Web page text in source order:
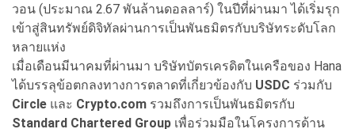
วอน (ประมาณ 2.67 พันล้านดอลลาร์) ในปีที่ผ่านมา ได้เริ่มรุก
เข้าสู่สินทรัพย์ดิจิทัลผ่านการเป็นพันธมิตรกับบริษัทระดับโลก
หลายแห่ง
เมื่อเดือนมีนาคมที่ผ่านมา บริษัทบัตรเครดิตในเครือของ Hana
ได้บรรลุข้อตกลงทางการตลาดที่เกี่ยวข้องกับ USDC ร่วมกับ
Circle และ Crypto.com รวมถึงการเป็นพันธมิตรกับ
Standard Chartered Group เพื่อร่วมมือในโครงการด้าน